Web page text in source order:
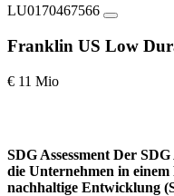
LU0170467566
Franklin US Low
€ 11 Mio
SDG Assessment Der SDG
die Unternehmen in
nachhaltige Entwicklung